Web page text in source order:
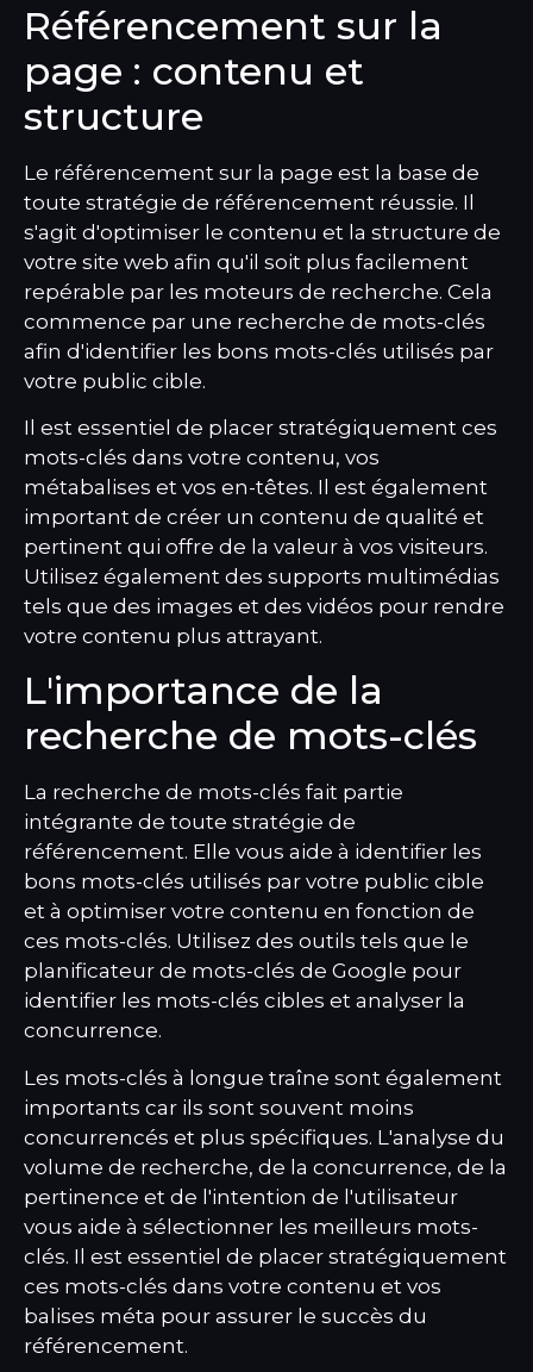
Référencement sur la
page : contenu et
structure
Le référencement sur la page est la base de
toute stratégie de référencement réussie. Il
s'agit d'optimiser le contenu et la structure de
votre site web afin qu'il soit plus facilement
repérable par les moteurs de recherche. Cela
commence par une recherche de mots-clés
afin d'identifier les bons mots-clés utilisés par
votre public cible.
Il est essentiel de placer stratégiquement ces
mots-clés dans votre contenu, vos
métabalises et vos en-têtes. Il est également
important de créer un contenu de qualité et
pertinent qui offre de la valeur à vos visiteurs.
Utilisez également des supports multimédias
tels que des images et des vidéos pour rendre
votre contenu plus attrayant.
L'importance de la
recherche de mots-clés
La recherche de mots-clés fait partie
intégrante de toute stratégie de
référencement. Elle vous aide à identifier les
bons mots-clés utilisés par votre public cible
et à optimiser votre contenu en fonction de
ces mots-clés. Utilisez des outils tels que le
planificateur de mots-clés de Google pour
identifier les mots-clés cibles et analyser la
concurrence.
Les mots-clés à longue traîne sont également
importants car ils sont souvent moins
concurrencés et plus spécifiques. L'analyse du
volume de recherche, de la concurrence, de la
pertinence et de l'intention de l'utilisateur
vous aide à sélectionner les meilleurs mots-
clés. Il est essentiel de placer stratégiquement
ces mots-clés dans votre contenu et vos
balises méta pour assurer le succès du
référencement.